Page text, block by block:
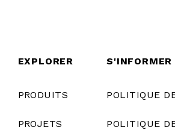
EXPLORER
PRODUITS
PROJETS
S'INFORMER
POLITIQUE
POLITIQUE